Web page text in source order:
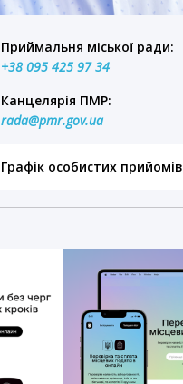
Приймальня міської ради:
+38 095 425 97 34
Канцелярія ПМР:
rada@pmr.gov.ua
Графік особистих прийомів